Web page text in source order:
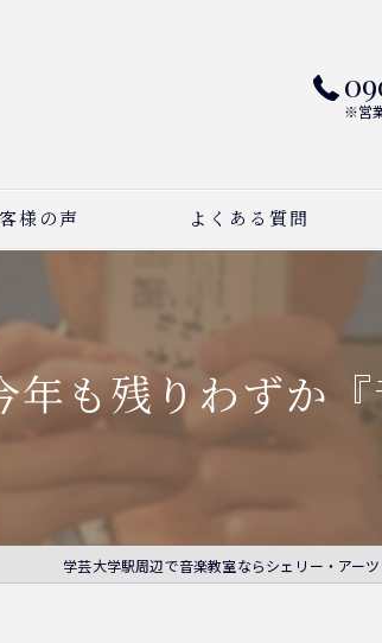
※営
様の声 よくある質問
も残りわずか『
学芸大学駅周辺で音楽教室ならシェリー・アー